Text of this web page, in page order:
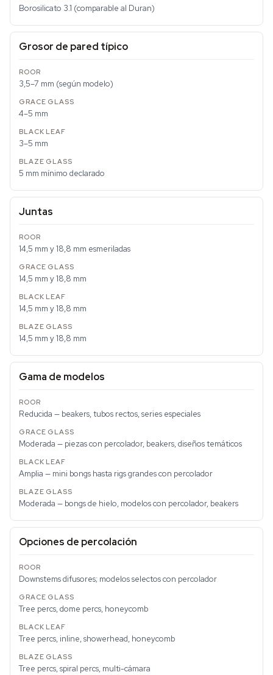
Borosilicato 3.1 (comparable al Duran)
Grosor de pared típico
3,5–7 mm (según modelo)
4–5 mm
3–5 mm
5 mm mínimo declarado
Juntas
14,5 mm y 18,8 mm esmeriladas
14,5 mm y 18,8 mm
14,5 mm y 18,8 mm
14,5 mm y 18,8 mm
Gama de modelos
Reducida — beakers, tubos rectos, series especiales
Moderada — piezas con percolador, beakers, diseños temáticos
Amplia — mini bongs hasta rigs grandes con percolador
Moderada — bongs de hielo, modelos con percolador, beakers
Opciones de percolación
Downstems difusores; modelos selectos con percolador
Tree percs, dome percs, honeycomb
Tree percs, inline, showerhead, honeycomb
Tree percs, spiral percs, multi-cámara